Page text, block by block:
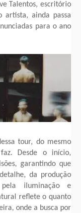
Talentos, escritório
artista, ainda passa
para o ano
tour, do mesmo
Desde o início,
garantindo que
da produção
pela iluminação e
reflete o quanto
onde a busca por